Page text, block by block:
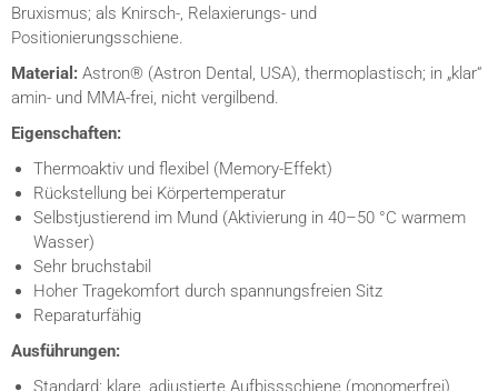
Bruxismus; als Knirsch-, Relaxierungs- und
Positionierungsschiene.
Material: Astron® (Astron Dental, USA), thermoplastisch; in „klar“
amin- und MMA-frei, nicht vergilbend.
Eigenschaften:
Thermoaktiv und flexibel (Memory-Effekt)
Rückstellung bei Körpertemperatur
Selbstjustierend im Mund (Aktivierung in 40–50 °C warmem
Wasser)
Sehr bruchstabil
Hoher Tragekomfort durch spannungsfreien Sitz
Reparaturfähig
Ausführungen:
Standard: klare, adjustierte Aufbissschiene (monomerfrei)